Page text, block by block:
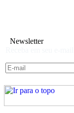
Newsletter